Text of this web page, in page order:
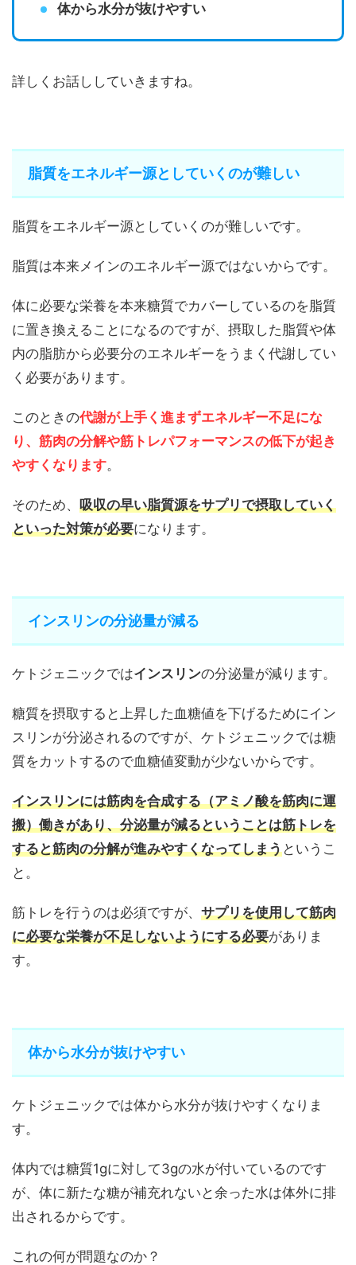
体から水分が抜けやすい
詳しくお話ししていきますね。
脂質をエネルギー源としていくのが難しい
脂質をエネルギー源としていくのが難しいです。
脂質は本来メインのエネルギー源ではないからです。
体に必要な栄養を本来糖質でカバーしているのを脂質
に置き換えることになるのですが、摂取した脂質や体
内の脂肪から必要分のエネルギーをうまく代謝してい
く必要があります。
このときの代謝が上手く進まずエネルギー不足にな
り、筋肉の分解や筋トレパフォーマンスの低下が起き
やすくなります。
そのため、 吸収の早い脂質源をサプリで摂取していく
といった対策が必要になります。
インスリンの分泌量が減る
ケトジェニックではインスリンの分泌量が減ります。
糖質を摂取すると上昇した血糖値を下げるためにイン
スリンが分泌されるのですが、ケトジェニックでは糖
質をカットするので血糖値変動が少ないからです。
インスリンには筋肉を合成する（アミノ酸を筋肉に運
搬）働きがあり、分泌量が減るということは筋トレを
すると筋肉の分解が進みやすくなってしまうというこ
と。
筋トレを行うのは必須ですが、 サプリを使用して筋肉
に必要な栄養が不足しないようにする必要がありま
す。
体から水分が抜けやすい
ケトジェニックでは体から水分が抜けやすくなりま
す。
体内では糖質1gに対して3gの水が付いているのです
が、体に新たな糖が補充れないと余った水は体外に排
出されるからです。
これの何が問題なのか？